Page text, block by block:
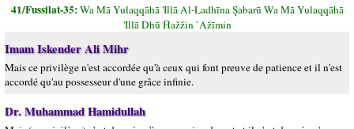
41/Fussilat-35:Wa Mā Yulaqqāhā 'Illā Al-Ladhīna Şabarū Wa Mā Yulaqqāhā
'Illā Dhū Ĥažžin `Ažīmin
Imam Iskender Ali Mihr
Mais ce privilège n'est accordée qu'à ceux qui font preuve de patience et il n'est
accordé qu'au possesseur d'une grâce infinie.
Dr. Muhammad Hamidullah